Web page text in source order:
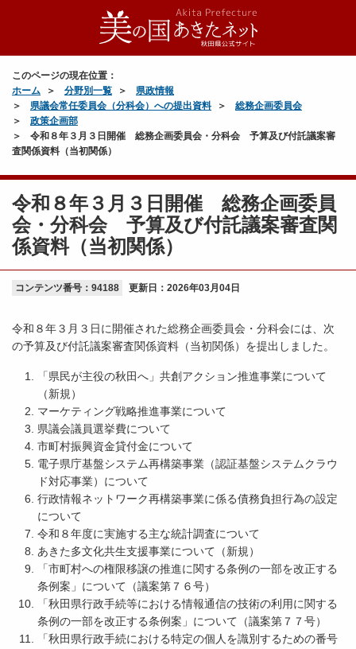
このページの現在位置：
ホーム
分野別一覧
県政情報
県議会常任委員会（分科会）への提出資料
総務企画委員会
政策企画部
令和８年３月３日開催 総務企画委員会・分科会 予算及び付託議案審
査関係資料（当初関係）
令和８年３月３日開催 総務企画委員
会・分科会 予算及び付託議案審査関
係資料（当初関係）
コンテンツ番号：94188 更新日： 2026年03月04日
令和８年３月３日に開催された総務企画委員会・分科会には、次
の予算及び付託議案審査関係資料（当初関係）を提出しました。
「県民が主役の秋田へ」共創アクション推進事業について
（新規）
マーケティング戦略推進事業について
県議会議員選挙費について
市町村振興資金貸付金について
電子県庁基盤システム再構築事業（認証基盤システムクラウ
ド対応事業）について
行政情報ネットワーク再構築事業に係る債務負担行為の設定
について
令和８年度に実施する主な統計調査について
あきた多文化共生支援事業について（新規）
「市町村への権限移譲の推進に関する条例の一部を改正する
条例案」について（議案第７６号）
「秋田県行政手続等における情報通信の技術の利用に関する
条例の一部を改正する条例案」について（議案第７７号）
「秋田県行政手続における特定の個人を識別するための番号